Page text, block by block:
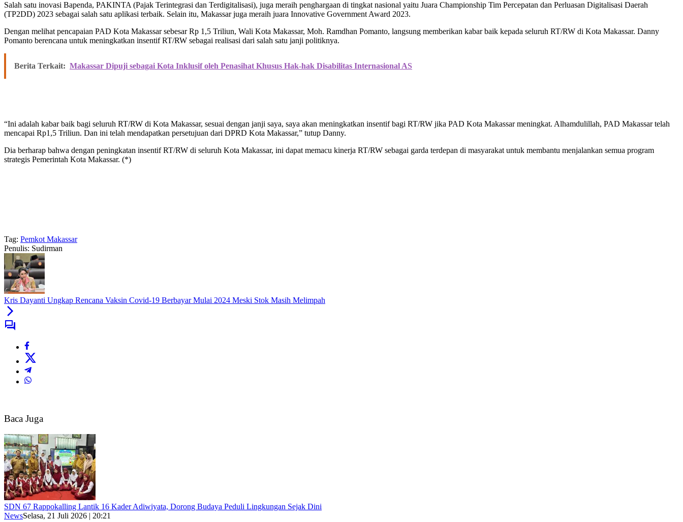
Salah satu inovasi Bapenda, PAKINTA (Pajak Terintegrasi dan Terdigitalisasi), juga meraih penghargaan di tingkat nasional yaitu Juara Championship Tim Percepatan dan Perluasan Digitalisasi Daerah
(TP2DD) 2023 sebagai salah satu aplikasi terbaik. Selain itu, Makassar juga meraih juara Innovative Government Award 2023.
Dengan melihat pencapaian PAD Kota Makassar sebesar Rp 1,5 Triliun, Wali Kota Makassar, Moh. Ramdhan Pomanto, langsung memberikan kabar baik kepada seluruh RT/RW di Kota Makassar. Danny
Pomanto berencana untuk meningkatkan insentif RT/RW sebagai realisasi dari salah satu janji politiknya.
Berita Terkait: Makassar Dipuji sebagai Kota Inklusif oleh Penasihat Khusus Hak-hak Disabilitas Internasional AS
“Ini adalah kabar baik bagi seluruh RT/RW di Kota Makassar, sesuai dengan janji saya, saya akan meningkatkan insentif bagi RT/RW jika PAD Kota Makassar meningkat. Alhamdulillah, PAD Makassar telah
mencapai Rp1,5 Triliun. Dan ini telah mendapatkan persetujuan dari DPRD Kota Makassar,” tutup Danny.
Dia berharap bahwa dengan peningkatan insentif RT/RW di seluruh Kota Makassar, ini dapat memacu kinerja RT/RW sebagai garda terdepan di masyarakat untuk membantu menjalankan semua program
strategis Pemerintah Kota Makassar. (*)
Tag: Pemkot Makassar
Penulis: Sudirman
Kris Dayanti Ungkap Rencana Vaksin Covid-19 Berbayar Mulai 2024 Meski Stok Masih Melimpah
Baca Juga
SDN 67 Rappokalling Lantik 16 Kader Adiwiyata, Dorong Budaya Peduli Lingkungan Sejak Dini
NewsSelasa, 21 Juli 2026 | 20:21